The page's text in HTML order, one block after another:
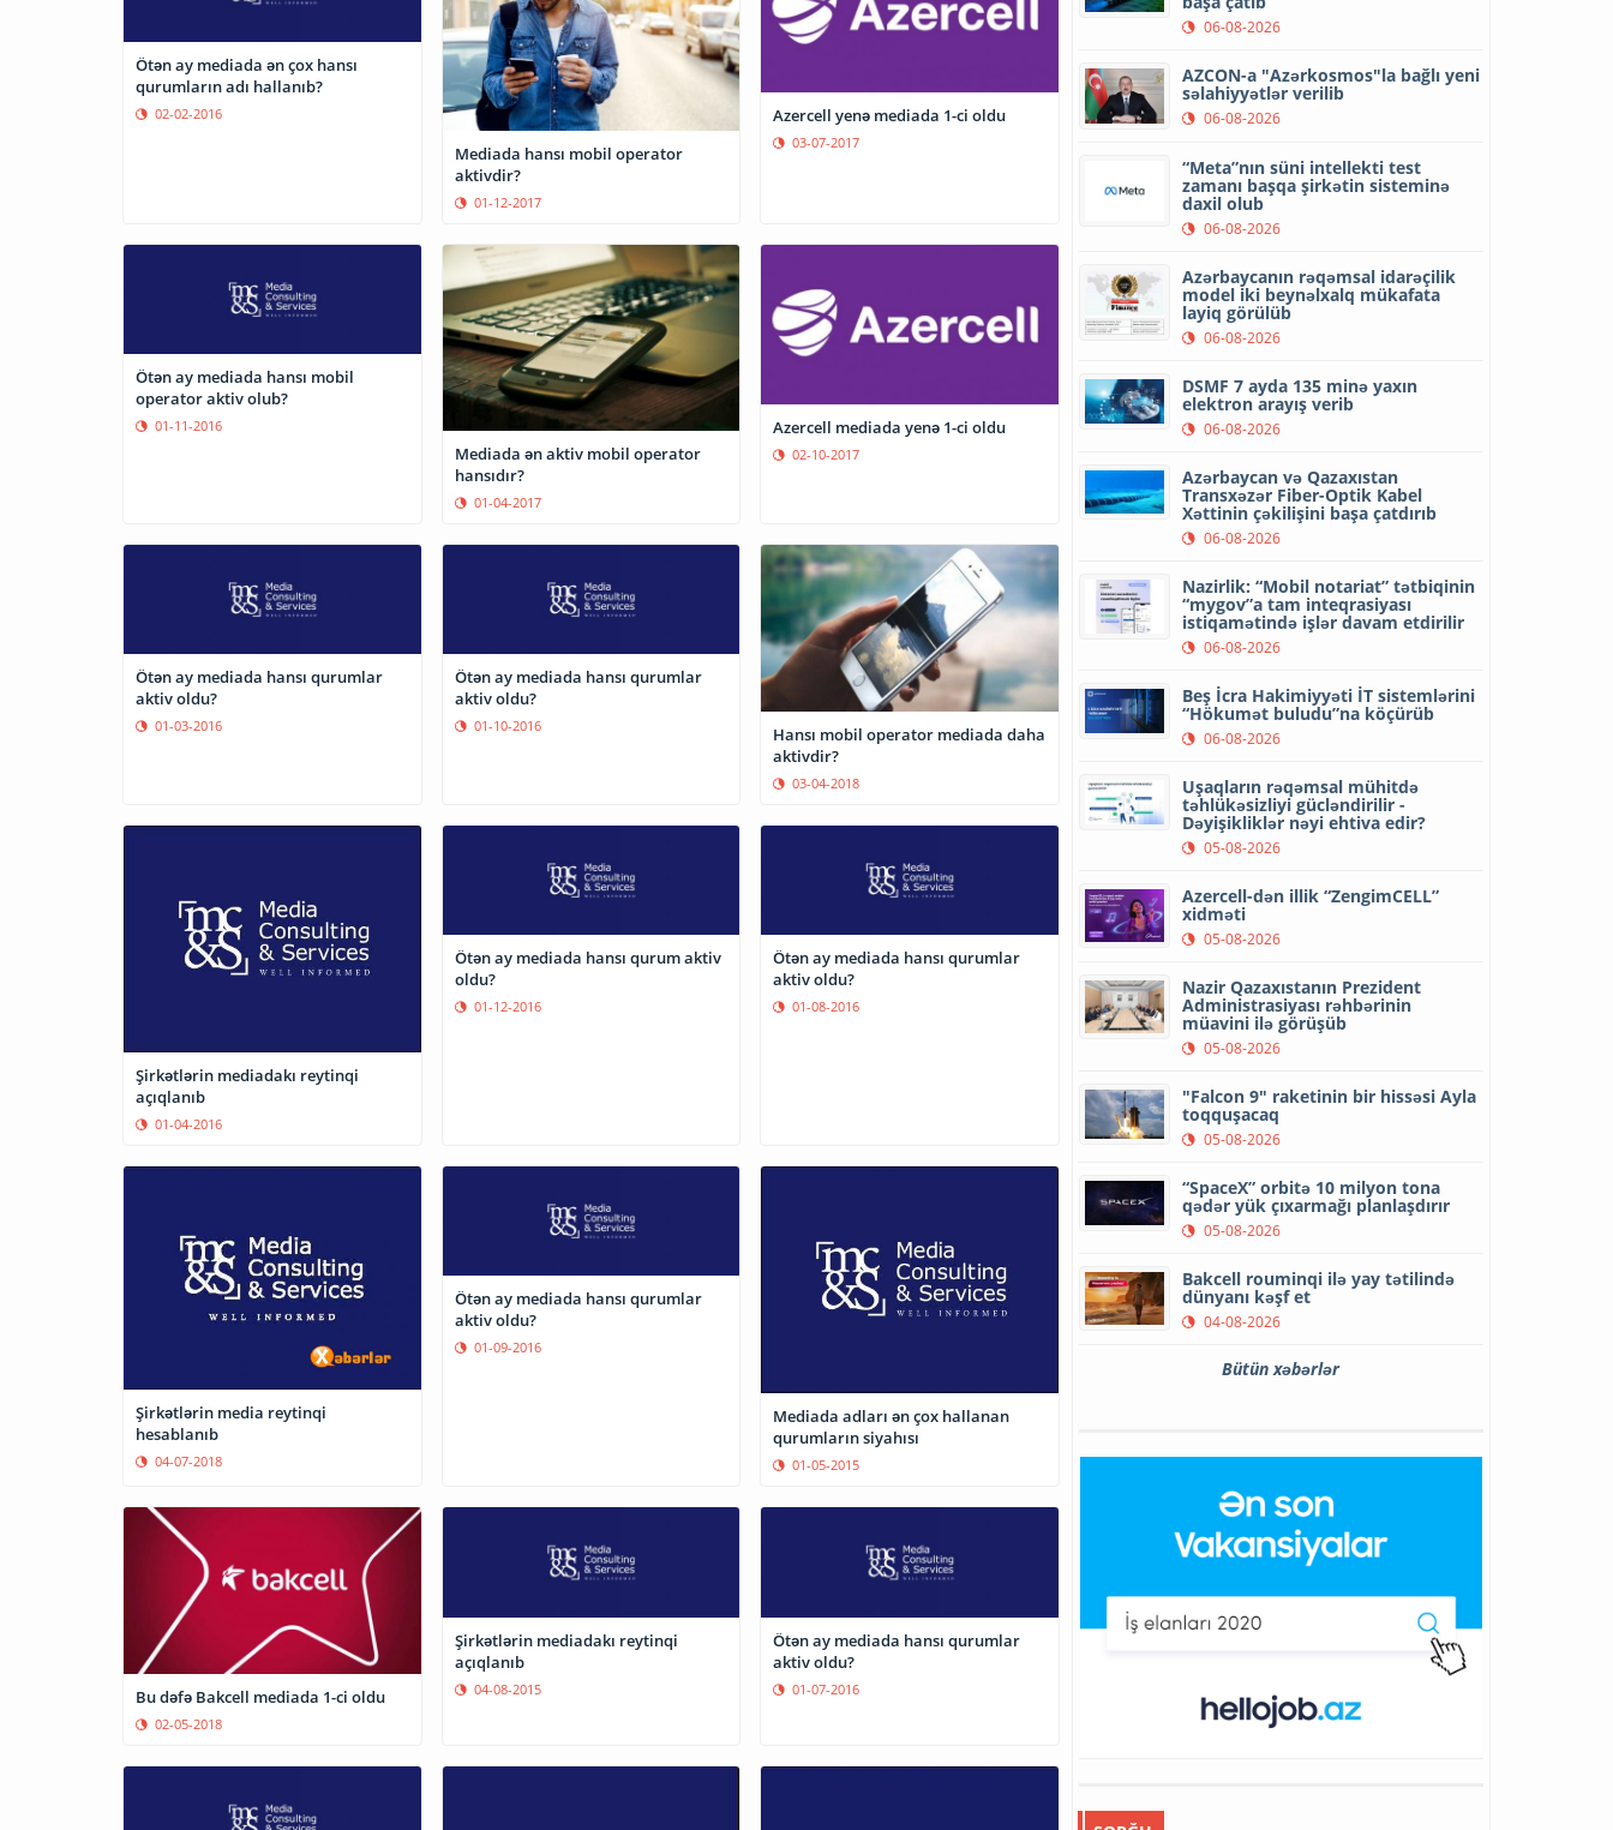
Ötən ay mediada ən çox hansı
qurumların adı hallanıb?
02-02-2016
Mediada hansı mobil operator
aktivdir?
01-12-2017
Azercell yenə mediada 1-ci oldu
03-07-2017
Ötən ay mediada hansı mobil
operator aktiv olub?
01-11-2016
Mediada ən aktiv mobil operator
hansıdır?
01-04-2017
Azercell mediada yenə 1-ci oldu
02-10-2017
Ötən ay mediada hansı qurumlar
aktiv oldu?
01-03-2016
Ötən ay mediada hansı qurumlar
aktiv oldu?
01-10-2016
Hansı mobil operator mediada daha
aktivdir?
03-04-2018
Şirkətlərin mediadakı reytinqi
açıqlanıb
01-04-2016
Ötən ay mediada hansı qurum aktiv
oldu?
01-12-2016
Ötən ay mediada hansı qurumlar
aktiv oldu?
01-08-2016
Şirkətlərin media reytinqi
hesablanıb
04-07-2018
Ötən ay mediada hansı qurumlar
aktiv oldu?
01-09-2016
Mediada adları ən çox hallanan
qurumların siyahısı
01-05-2015
Bu dəfə Bakcell mediada 1-ci oldu
02-05-2018
Şirkətlərin mediadakı reytinqi
açıqlanıb
04-08-2015
Ötən ay mediada hansı qurumlar
aktiv oldu?
01-07-2016
06-08-2026
AZCON-a "Azərkosmos"la bağlı yeni
səlahiyyətlər verilib
06-08-2026
“Meta”nın süni intellekti test
zamanı başqa şirkətin sisteminə
daxil olub
06-08-2026
Azərbaycanın rəqəmsal idarəçilik
model iki beynəlxalq mükafata
layiq görülüb
06-08-2026
DSMF 7 ayda 135 minə yaxın
elektron arayış verib
06-08-2026
Azərbaycan və Qazaxıstan
Transxəzər Fiber-Optik Kabel
Xəttinin çəkilişini başa çatdırıb
06-08-2026
Nazirlik: “Mobil notariat” tətbiqinin
“mygov”a tam inteqrasiyası
istiqamətində işlər davam etdirilir
06-08-2026
Beş İcra Hakimiyyəti İT sistemlərini
“Hökumət buludu”na köçürüb
06-08-2026
Uşaqların rəqəmsal mühitdə
təhlükəsizliyi gücləndirilir -
Dəyişikliklər nəyi ehtiva edir?
05-08-2026
Azercell-dən illik “ZengimCELL”
xidməti
05-08-2026
Nazir Qazaxıstanın Prezident
Administrasiyası rəhbərinin
müavini ilə görüşüb
05-08-2026
"Falcon 9" raketinin bir hissəsi Ayla
toqquşacaq
05-08-2026
“SpaceX” orbitə 10 milyon tona
qədər yük çıxarmağı planlaşdırır
05-08-2026
Bakcell rouminqi ilə yay tətilində
dünyanı kəşf et
04-08-2026
Bütün xəbərlər